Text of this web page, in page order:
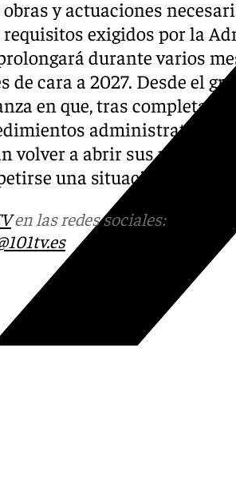
y actuaciones
requisitos exigidos por la
prolongará durante varios
de cara a 2027. Desde el
en que, tras completar
administrativos
volver a abrir sus puertas
una situación similar.
en las redes sociales: